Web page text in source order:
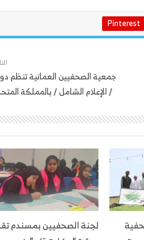
Pinterest
جمعية الصحفيين العمانية تنظم
/ الإعلام الشامل / بالمملكة
لجنة الصحفيين بمسندم